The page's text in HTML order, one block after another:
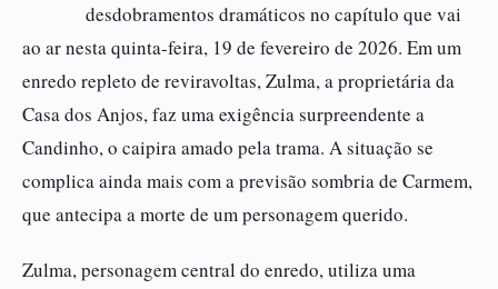
desdobramentos dramáticos no capítulo que vai
ao ar nesta quinta-feira, 19 de fevereiro de 2026. Em um
enredo repleto de reviravoltas, Zulma, a proprietária da
Casa dos Anjos, faz uma exigência surpreendente a
Candinho, o caipira amado pela trama. A situação se
complica ainda mais com a previsão sombria de Carmem,
que antecipa a morte de um personagem querido.
Zulma, personagem central do enredo, utiliza uma